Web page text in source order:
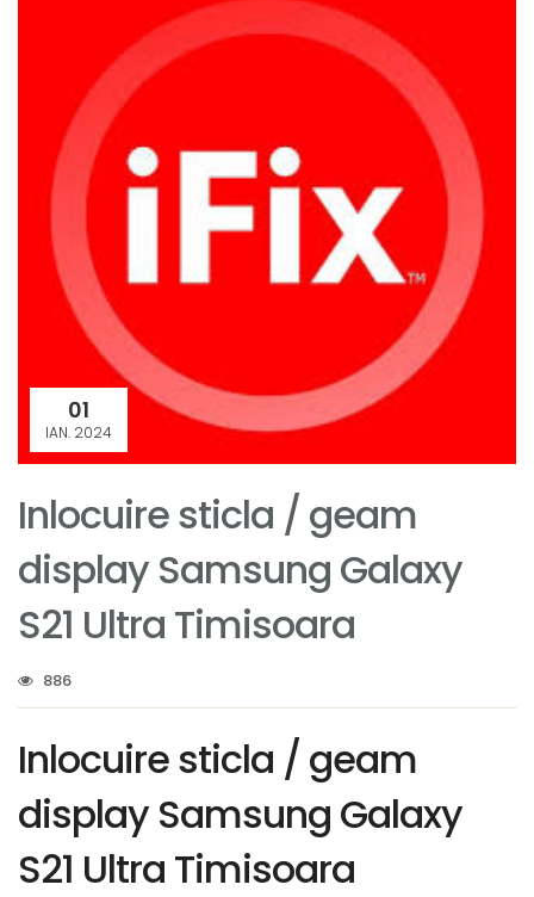
01
IAN. 2024
Inlocuire sticla / geam
display Samsung Galaxy
S21 Ultra Timisoara
886
Inlocuire sticla / geam
display Samsung Galaxy
S21 Ultra Timisoara